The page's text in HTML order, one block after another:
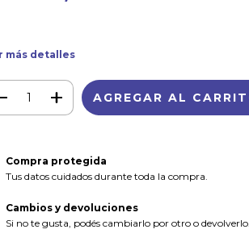
más detalles
Compra protegida
Tus datos cuidados durante toda la compra.
Cambios y devoluciones
Si no te gusta, podés cambiarlo por otro o devolverlo.